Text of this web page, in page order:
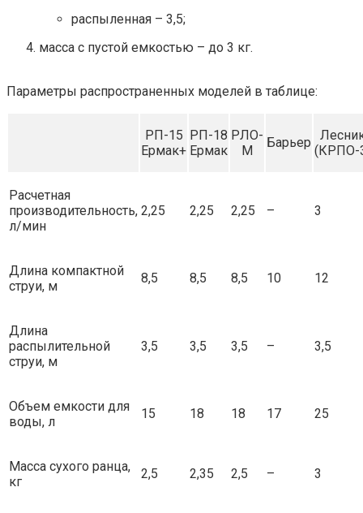
распыленная – 3,5;
масса с пустой емкостью – до 3 кг.
Параметры распространенных моделей в таблице:
РП-15
Ермак+
РП-18
Ермак
РЛО-
М
Барьер
(КРПО-
Расчетная
производительность,
л/мин
2,25 2,25 2,25 – 3
Длина компактной
струи, м
8,5 8,5 8,5 10 12
Длина
распылительной
струи, м
3,5 3,5 3,5 – 3,5
Объем емкости для
воды, л
15 18 18 17 25
Масса сухого ранца,
кг
2,5 2,35 2,5 – 3